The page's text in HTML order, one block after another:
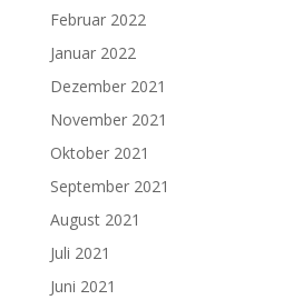
Februar 2022
Januar 2022
Dezember 2021
November 2021
Oktober 2021
September 2021
August 2021
Juli 2021
Juni 2021